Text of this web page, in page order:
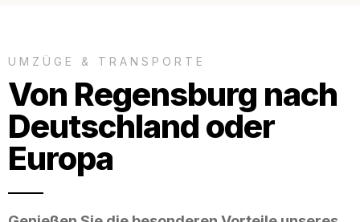
UMZÜGE & TRANSPORTE
Von Regensburg nach
Deutschland oder
Europa